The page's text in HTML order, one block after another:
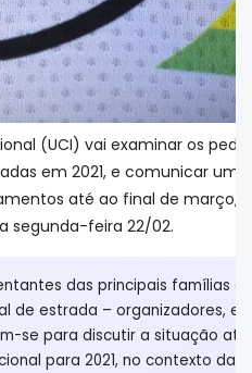
(UCI) vai examinar os
em 2021, e comunicar uma
até ao final de março,
segunda-feira 22/02.
das principais famílias
de estrada – organizadores,
se para discutir a situação
para 2021, no contexto da